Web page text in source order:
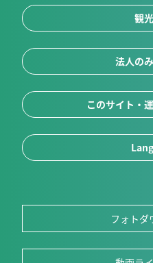
観
法人の
このサイト・
フォトダ